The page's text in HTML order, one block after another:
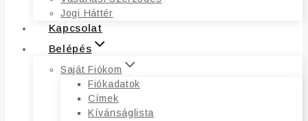
Jogi Háttér
Kapcsolat
Belépés
Saját Fiókom
Fiókadatok
Címek
Kívánságlista